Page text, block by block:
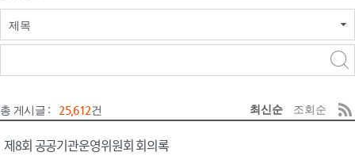
제목
총 게시글 : 25,612건 최신순 조회순
제8회 공공기관운영위원회 회의록